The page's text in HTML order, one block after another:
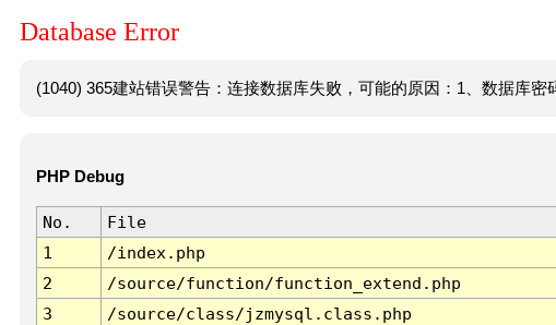
Database Error
(1040) 365建站错误警告：连接数据库失败，可能的原因：1、数据库密
PHP Debug
No. File
1
/index.php
2
/source/function/function_extend.php
3
/source/class/jzmysql.class.php